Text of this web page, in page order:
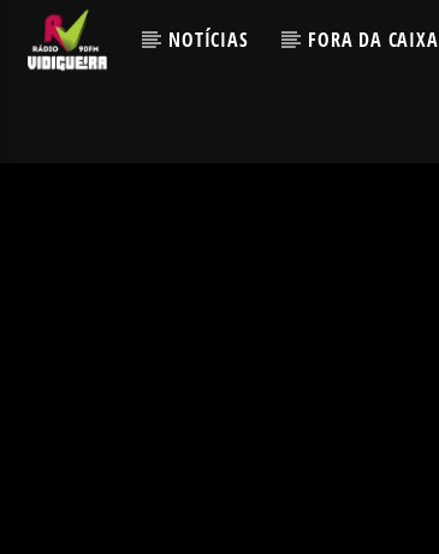
NOTÍCIAS FORA DA CAIXA